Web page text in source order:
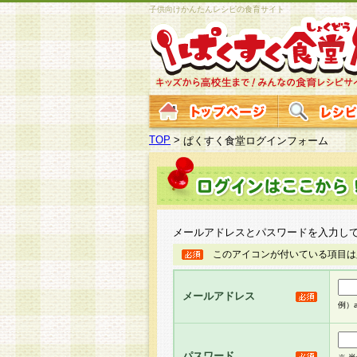
子供向けかんたんレシピの食育サイト
TOP >ぱくすく食堂ログインフォーム
メールアドレスとパスワードを入力し
このアイコンが付いている項目
メールアドレス
例）